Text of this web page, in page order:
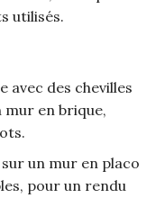
utilisés.
avec des chevilles
en brique,
un mur en placo
pour un rendu